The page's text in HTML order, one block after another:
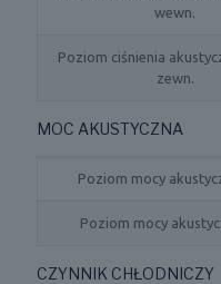
wewn.
Poziom ciśnienia
zewn.
MOC AKUSTYCZNA
Poziom mocy
Poziom mocy
CZYNNIK CHŁODNICZY